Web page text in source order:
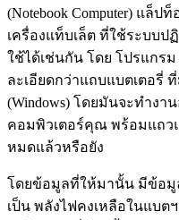
(Notebook Computer) แล็ป
เครื่องแท็บเล็ต ที่ใช้ระบบป
ใช้ได้เช่นกัน โดย โปรแกร
ละเอียดกว่าแถบแบตเตอรี่
(Windows) โดยมันจะทำงา
คอมพิวเตอร์คุณ พร้อมแถว
หมดแล้วหรือยัง
โดยข้อมูลที่ให้มานั้น มีข้อมู
เป็น พลังไฟคงเหลือในแบต